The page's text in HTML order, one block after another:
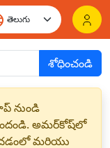
శోధించండి
నుండి
అమర్‌కోష్‌లో
మరియు